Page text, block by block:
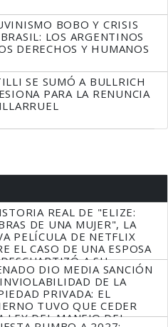
BOBO Y CRISIS
LOS ARGENTINOS
DERECHOS Y HUMANOS
SE SUMÓ A BULLRICH
PARA LA RENUNCIA
REAL DE "ELIZE:
DE UNA MUJER", LA
PELÍCULA DE NETFLIX
EL CASO DE UNA ESPOSA
A SU
DIO MEDIA SANCIÓN
DE LA
PRIVADA: EL
TUVO QUE CEDER
LEY DEL MANEJO DEL